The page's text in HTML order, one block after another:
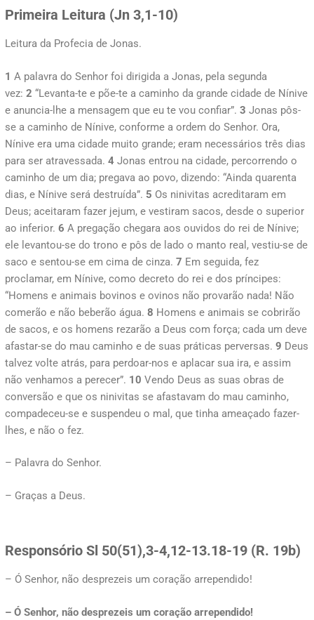
Primeira Leitura (Jn 3,1-10)
Leitura da Profecia de Jonas.
1 A palavra do Senhor foi dirigida a Jonas, pela segunda
vez: 2 “Levanta-te e põe-te a caminho da grande cidade de Nínive
e anuncia-lhe a mensagem que eu te vou confiar”. 3 Jonas pôs-
se a caminho de Nínive, conforme a ordem do Senhor. Ora,
Nínive era uma cidade muito grande; eram necessários três dias
para ser atravessada. 4 Jonas entrou na cidade, percorrendo o
caminho de um dia; pregava ao povo, dizendo: “Ainda quarenta
dias, e Nínive será destruída”. 5 Os ninivitas acreditaram em
Deus; aceitaram fazer jejum, e vestiram sacos, desde o superior
ao inferior. 6 A pregação chegara aos ouvidos do rei de Nínive;
ele levantou-se do trono e pôs de lado o manto real, vestiu-se de
saco e sentou-se em cima de cinza. 7 Em seguida, fez
proclamar, em Nínive, como decreto do rei e dos príncipes:
“Homens e animais bovinos e ovinos não provarão nada! Não
comerão e não beberão água. 8 Homens e animais se cobrirão
de sacos, e os homens rezarão a Deus com força; cada um deve
afastar-se do mau caminho e de suas práticas perversas. 9 Deus
talvez volte atrás, para perdoar-nos e aplacar sua ira, e assim
não venhamos a perecer”. 10 Vendo Deus as suas obras de
conversão e que os ninivitas se afastavam do mau caminho,
compadeceu-se e suspendeu o mal, que tinha ameaçado fazer-
lhes, e não o fez.
– Palavra do Senhor.
– Graças a Deus.
Responsório Sl 50(51),3-4,12-13.18-19 (R. 19b)
– Ó Senhor, não desprezeis um coração arrependido!
– Ó Senhor, não desprezeis um coração arrependido!